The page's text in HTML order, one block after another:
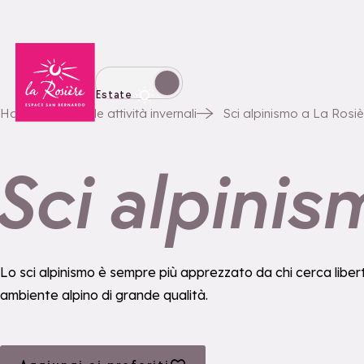
Passa alla modalità invernale
Estate
Home Tutte le attività invernali Sci alpinismo a La
Lo sci alpinismo è sempre più apprezzato da chi cerca
ambiente alpino di grande qualità.